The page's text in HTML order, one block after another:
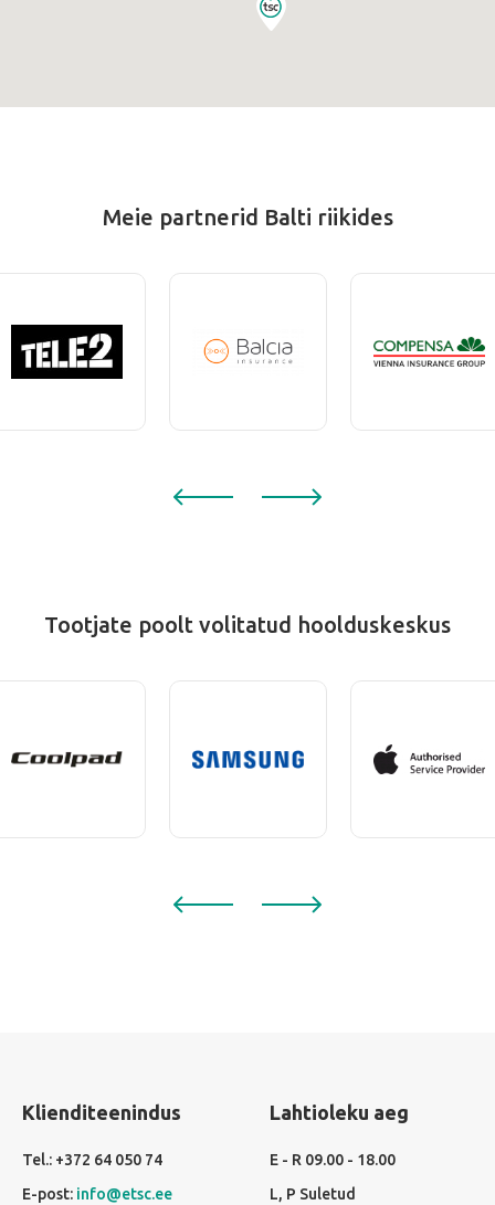
Meie partnerid Balti riikides
Tootjate poolt volitatud hoolduskeskus
Klienditeenindus
Tel.: +372 64 050 74
E-post: info@etsc.ee
Lahtioleku aeg
E - R 09.00 - 18.00
L, P Suletud